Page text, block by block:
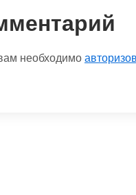
необходимо